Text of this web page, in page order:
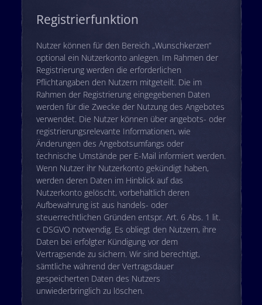
Registrierfunktion
Nutzer können für den Bereich „Wunschkerzen“
optional ein Nutzerkonto anlegen. Im Rahmen der
Registrierung werden die erforderlichen
Pflichtangaben den Nutzern mitgeteilt. Die im
Rahmen der Registrierung eingegebenen Daten
werden für die Zwecke der Nutzung des Angebotes
verwendet. Die Nutzer können über angebots- oder
registrierungsrelevante Informationen, wie
Änderungen des Angebotsumfangs oder
technische Umstände per E-Mail informiert werden.
Wenn Nutzer ihr Nutzerkonto gekündigt haben,
werden deren Daten im Hinblick auf das
Nutzerkonto gelöscht, vorbehaltlich deren
Aufbewahrung ist aus handels- oder
steuerrechtlichen Gründen entspr. Art. 6 Abs. 1 lit.
c DSGVO notwendig. Es obliegt den Nutzern, ihre
Daten bei erfolgter Kündigung vor dem
Vertragsende zu sichern. Wir sind berechtigt,
sämtliche während der Vertragsdauer
gespeicherten Daten des Nutzers
unwiederbringlich zu löschen.